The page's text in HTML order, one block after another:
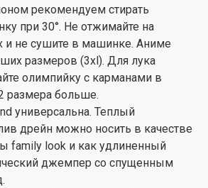
рекомендуем стирать
при 30°. Не отжимайте на
и не сушите в машинке. Аниме
размеров (3xl). Для лука
олимпийку с карманами в
размера больше.
универсальна. Теплый
дрейн можно носить в качестве
family look и как удлиненный
джемпер со спущенным